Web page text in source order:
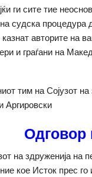
ги сите тие
судска процедура
авторите на
и граѓани на
тим на Сојузот
Аргировски
Oдговор
на здруженија на
кое Исток прес